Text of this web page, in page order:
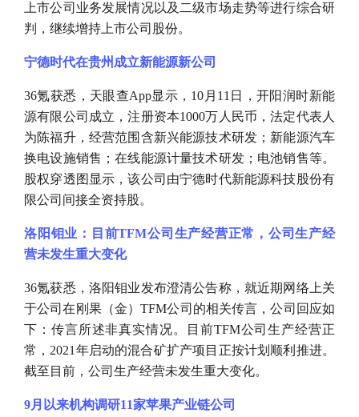
上市公司业务发展情况以及二级市场走势等进行综合研
判，继续增持上市公司股份。
宁德时代在贵州成立新能源新公司
36氪获悉，天眼查App显示，10月11日，开阳润时新能
源有限公司成立，注册资本1000万人民币，法定代表人
为陈福升，经营范围含新兴能源技术研发；新能源汽车
换电设施销售；在线能源计量技术研发；电池销售等。
股权穿透图显示，该公司由宁德时代新能源科技股份有
限公司间接全资持股。
洛阳钼业：目前TFM公司生产经营正常，公司生产经
营未发生重大变化
36氪获悉，洛阳钼业发布澄清公告称，就近期网络上关
于公司在刚果（金）TFM公司的相关传言，公司回应如
下：传言所述非真实情况。目前TFM公司生产经营正
常，2021年启动的混合矿扩产项目正按计划顺利推进。
截至目前，公司生产经营未发生重大变化。
9月以来机构调研11家苹果产业链公司